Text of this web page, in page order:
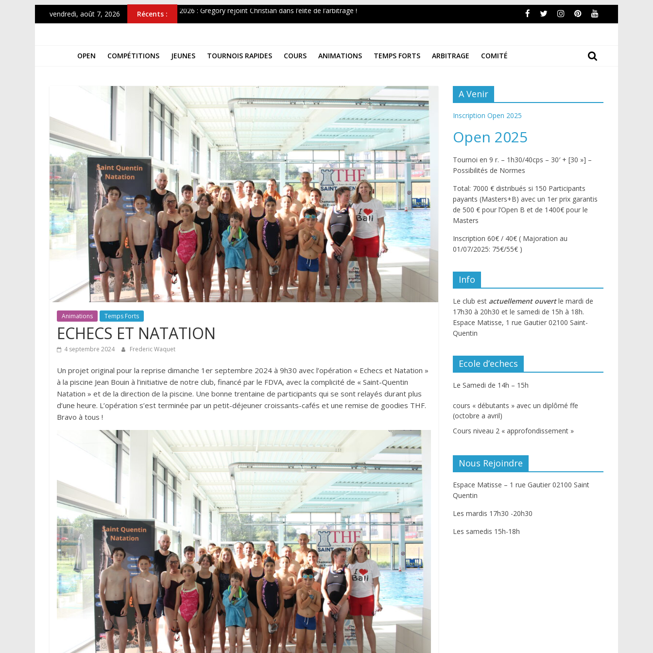
Passer
au
vendredi, août 7, 2026 Récents :
2026 : Gregory rejoint Christian dans l’élite de l’arbitrage !
OPEN 2026
CHAMPIONNAT DE FRANCE UNIVERSITAIRE 2026
THF
France
OPEN COMPÉTITIONS JEUNES TOURNOIS RAPIDES COURS ANIMATIONS TEMPS FORTS ARBITRAGE COMITÉ
Animations Temps Forts
ECHECS ET NATATION
4 septembre 2024 Frederic Waquet
Un projet original pour la reprise dimanche 1er septembre 2024 à 9h30 avec l’opération « Echecs et Natation »
à la piscine Jean Bouin à l’initiative de notre club, financé par le FDVA, avec la complicité de « Saint-Quentin
Natation » et de la direction de la piscine. Une bonne trentaine de participants qui se sont relayés durant plus
d’une heure. L’opération s’est terminée par un petit-déjeuner croissants-cafés et une remise de goodies THF.
Bravo à tous !
A Venir
Inscription Open 2025
Open 2025
Tournoi en 9 r. – 1h30/40cps – 30′ + [30 »] –
Possibilités de Normes
Total: 7000 € distribués si 150 Participants
payants (Masters+B) avec un 1er prix garantis
de 500 € pour l’Open B et de 1400€ pour le
Masters
Inscription 60€ / 40€ ( Majoration au
01/07/2025: 75€/55€ )
Info
Le club est actuellement ouvertle mardi de
17h30 à 20h30 et le samedi de 15h à 18h.
Espace Matisse, 1 rue Gautier 02100 Saint-
Quentin
Ecole d’echecs
Le Samedi de 14h – 15h
cours « débutants » avec un diplômé ffe
(octobre a avril)
Cours niveau 2 « approfondissement »
Nous Rejoindre
Espace Matisse – 1 rue Gautier 02100 Saint
Quentin
Les mardis 17h30 -20h30
Les samedis 15h-18h